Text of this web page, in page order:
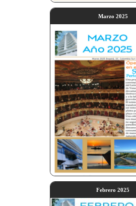
Marzo 2025
Febrero 2025